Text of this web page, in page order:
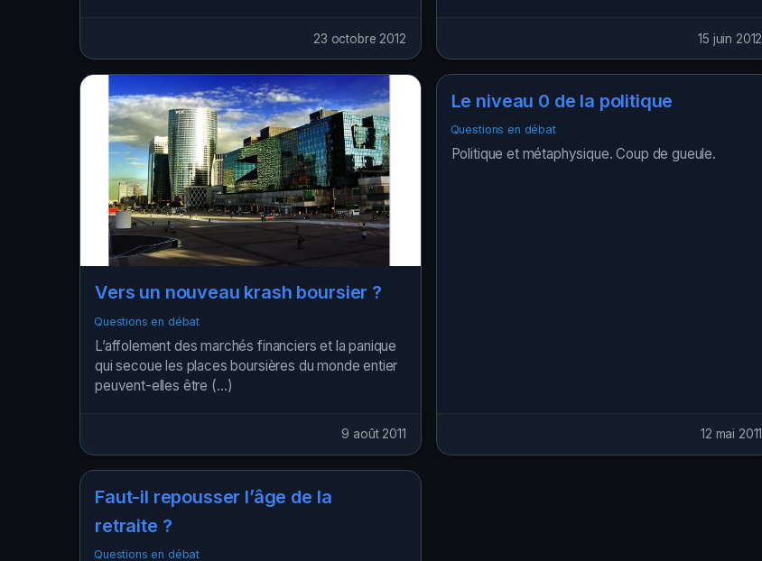
23 octobre 2012 15 juin 2012
Vers un nouveau krash boursier ?
Questions en débat
L’affolement des marchés financiers et la panique
qui secoue les places boursières du monde entier
peuvent-elles être (…)
9 août 2011
Le niveau 0 de la politique
Questions en débat
Politique et métaphysique. Coup de gueule.
12 mai 2011
Faut-il repousser l’âge de la
retraite ?
Questions en débat